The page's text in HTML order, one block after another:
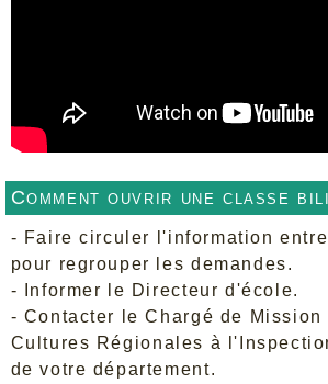
Comment ouvrir une classe
- Faire circuler l'information
pour regrouper les demandes.
- Informer le Directeur d'école.
- Contacter le Chargé de Mission
Cultures Régionales à
de votre département.